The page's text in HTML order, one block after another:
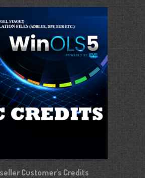
€ 2.650,00
Customer's Credits